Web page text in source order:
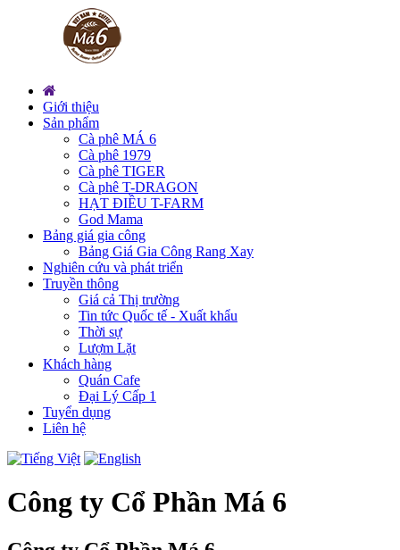
Giới thiệu
Sản phẩm
Cà phê MÁ 6
Cà phê 1979
Cà phê TIGER
Cà phê T-DRAGON
HẠT ĐIỀU T-FARM
God Mama
Bảng giá gia công
Bảng Giá Gia Công Rang Xay
Nghiên cứu và phát triển
Truyền thông
Giá cả Thị trường
Tin tức Quốc tế - Xuất khẩu
Thời sự
Lượm Lặt
Khách hàng
Quán Cafe
Đại Lý Cấp 1
Tuyển dụng
Liên hệ
Công ty Cổ Phần Má 6